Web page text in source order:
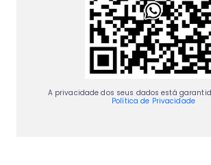
A privacidade dos seus dados está
Política de Privacidade